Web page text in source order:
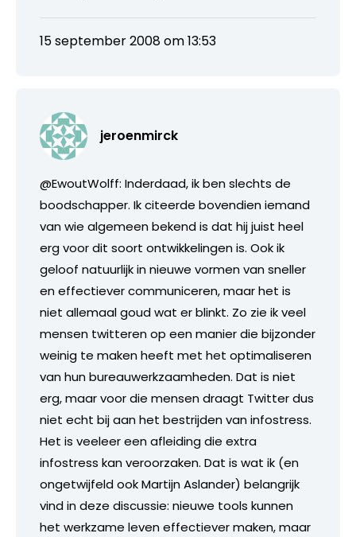
15 september 2008 om 13:53
jeroenmirck
@EwoutWolff: Inderdaad, ik ben slechts de
boodschapper. Ik citeerde bovendien iemand
van wie algemeen bekend is dat hij juist heel
erg voor dit soort ontwikkelingen is. Ook ik
geloof natuurlijk in nieuwe vormen van sneller
en effectiever communiceren, maar het is
niet allemaal goud wat er blinkt. Zo zie ik veel
mensen twitteren op een manier die bijzonder
weinig te maken heeft met het optimaliseren
van hun bureauwerkzaamheden. Dat is niet
erg, maar voor die mensen draagt Twitter dus
niet echt bij aan het bestrijden van infostress.
Het is veeleer een afleiding die extra
infostress kan veroorzaken. Dat is wat ik (en
ongetwijfeld ook Martijn Aslander) belangrijk
vind in deze discussie: nieuwe tools kunnen
het werkzame leven effectiever maken, maar